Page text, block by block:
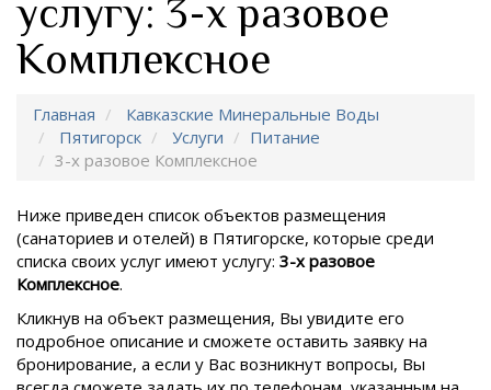
услугу: 3-х разовое
Комплексное
Главная
Кавказские Минеральные Воды
Пятигорск
Услуги
Питание
3-х разовое Комплексное
Ниже приведен список объектов размещения
(санаториев и отелей) в Пятигорске, которые среди
списка своих услуг имеют услугу: 3-х разовое
Комплексное.
Кликнув на объект размещения, Вы увидите его
подробное описание и сможете оставить заявку на
бронирование, а если у Вас возникнут вопросы, Вы